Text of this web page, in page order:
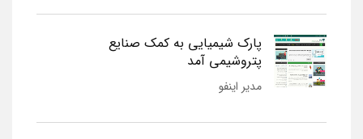
پارک شیمیایی به کمک صنایع
پتروشیمی آمد
مدیر اینفو